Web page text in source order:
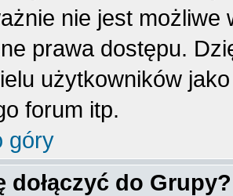
nie jest
prawa dostępu.
użytkowników
forum itp.
góry
dołączyć do Grupy?